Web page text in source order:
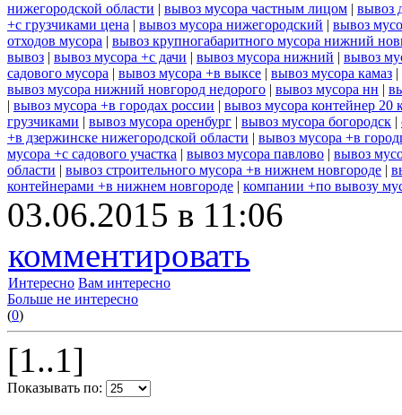
нижегородской области | вывоз мусора частным лицом | вывоз
+с грузчиками цена | вывоз мусора нижегородский | вывоз
отходов мусора | вывоз крупногабаритного мусора нижний
вывоз | вывоз мусора +с дачи | вывоз мусора нижний | вывоз
садового мусора | вывоз мусора +в выксе | вывоз мусора камаз |
вывоз мусора нижний новгород недорого | вывоз мусора нн |
| вывоз мусора +в городах россии | вывоз мусора контейнер 20
грузчиками | вывоз мусора оренбург | вывоз мусора богородск |
+в дзержинске нижегородской области | вывоз мусора +в
мусора +с садового участка | вывоз мусора павлово | вывоз
области | вывоз строительного мусора +в нижнем новгороде |
контейнерами +в нижнем новгороде | компании +по вывозу
03.06.2015 в 11:06
комментировать
Интересно Вам интересно
Больше не интересно
(0)
[1..1]
Показывать по: